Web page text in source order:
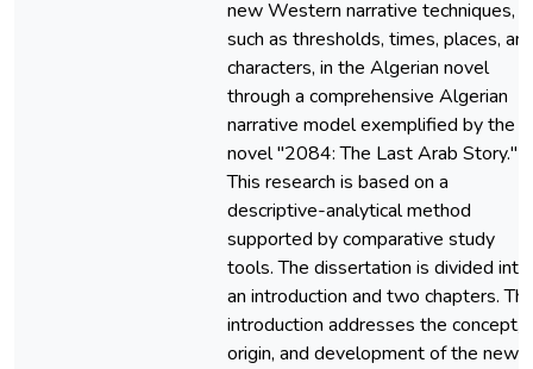
new Western narrative techniques,
such as thresholds, times, places,
characters, in the Algerian novel
through a comprehensive Algerian
narrative model exemplified by the
novel "2084: The Last Arab Story."
This research is based on a
descriptive-analytical method
supported by comparative study
tools. The dissertation is divided into
an introduction and two chapters.
introduction addresses the concept,
origin, and development of the new